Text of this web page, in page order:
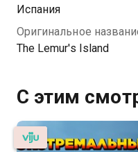
Испания
Оригинальное
The Lemur's Island
С этим